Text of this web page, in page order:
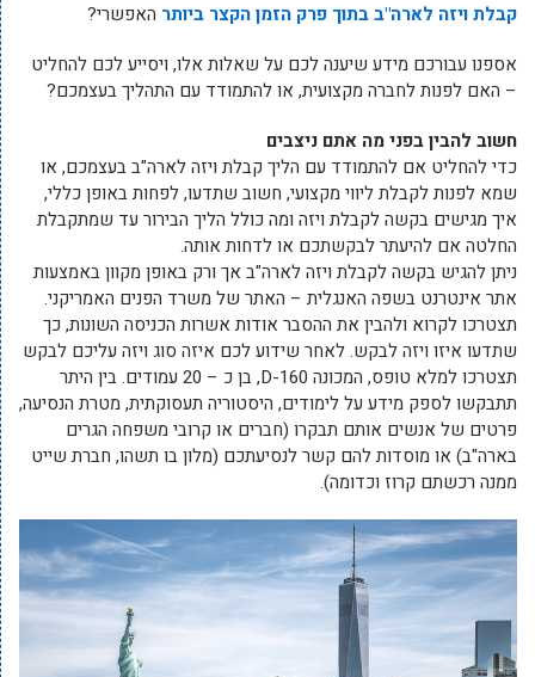
קבלת ויזה לארה"ב בתוך פרק הזמן הקצר ביותר האפשרי?
אספנו עבורכם מידע שיענה לכם על שאלות אלו, ויסייע לכם להחליט
– האם לפנות לחברה מקצועית, או להתמודד עם התהליך בעצמכם?
חשוב להבין בפני מה אתם ניצבים
כדי להחליט אם להתמודד עם הליך קבלת ויזה לארה"ב בעצמכם, או
שמא לפנות לקבלת ליווי מקצועי, חשוב שתדעו, לפחות באופן כללי,
איך מגישים בקשה לקבלת ויזה ומה כולל הליך הבירור עד שמתקבלת
החלטה אם להיעתר לבקשתכם או לדחות אותה.
ניתן להגיש בקשה לקבלת ויזה לארה"ב אך ורק באופן מקוון באמצעות
אתר אינטרנט בשפה האנגלית – האתר של משרד הפנים האמריקני.
תצטרכו לקרוא ולהבין את ההסבר אודות אשרות הכניסה השונות, כך
שתדעו איזו ויזה לבקש. לאחר שידוע לכם איזה סוג ויזה עליכם לבקש
תצטרכו למלא טופס, המכונה D-160, בן כ – 20 עמודים. בין היתר
תתבקשו לספק מידע על לימודים, היסטוריה תעסוקתית, מטרת הנסיעה,
פרטים של אנשים אותם תבקרו (חברים או קרובי משפחה הגרים
בארה"ב) או מוסדות להם קשר לנסיעתכם (מלון בו תשהו, חברת שייט
ממנה רכשתם קרוז וכדומה).